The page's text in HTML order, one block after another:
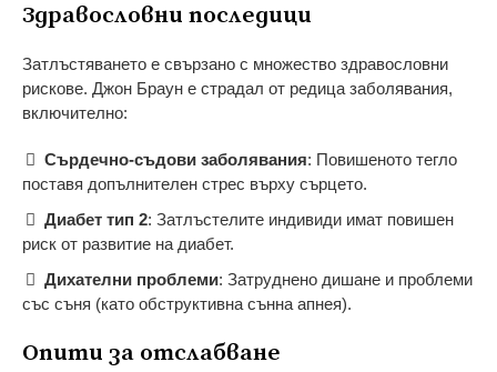
Здравословни последици
Затлъстяването е свързано с множество здравословни
рискове. Джон Браун е страдал от редица заболявания,
включително:
Сърдечно-съдови заболявания: Повишеното тегло
поставя допълнителен стрес върху сърцето.
Диабет тип 2: Затлъстелите индивиди имат повишен
риск от развитие на диабет.
Дихателни проблеми: Затруднено дишане и проблеми
със съня (като обструктивна сънна апнея).
Опити за отслабване